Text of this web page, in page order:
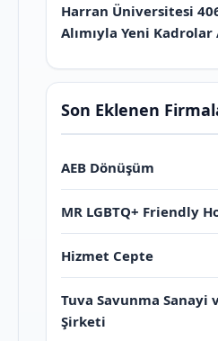
Harran Üniversitesi
Alımıyla Yeni Kadrolar
Son Eklenen
AEB Dönüşüm
MR LGBTQ+ Friendly
Hizmet Cepte
Tuva Savunma
Şirketi